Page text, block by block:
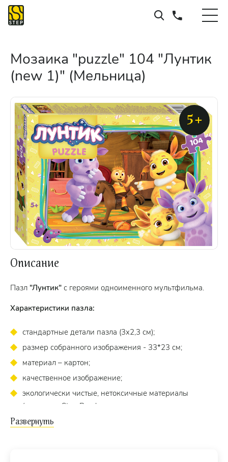
Мозаика "puzzle" 104 "Лунтик
(new 1)" (Мельница)
5+
Описание
Пазл "Лунтик" с героями одноименного мультфильма.
Характеристики пазла:
стандартные детали пазла (3х2,3 см);
размер собранного изображения - 33*23 см;
материал – картон;
качественное изображение;
экологически чистые, нетоксичные материалы
(компания Step Puzzle гарантирует высокое качество
пазла и точность подгонки).